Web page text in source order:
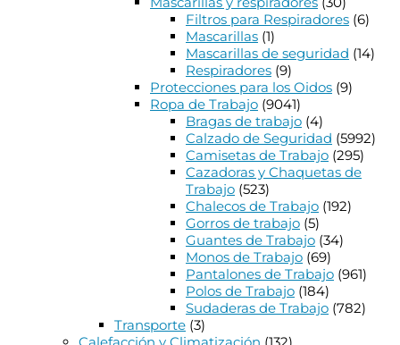
Filtros para Respiradores (6)
Mascarillas (1)
Mascarillas de seguridad (14)
Respiradores (9)
Protecciones para los Oidos (9)
Ropa de Trabajo (9041)
Bragas de trabajo (4)
Calzado de Seguridad (5992)
Camisetas de Trabajo (295)
Cazadoras y Chaquetas de
Trabajo (523)
Chalecos de Trabajo (192)
Gorros de trabajo (5)
Guantes de Trabajo (34)
Monos de Trabajo (69)
Pantalones de Trabajo (961)
Polos de Trabajo (184)
Sudaderas de Trabajo (782)
Transporte (3)